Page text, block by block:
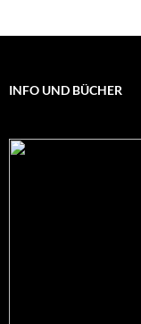
INFO UND BÜCHER